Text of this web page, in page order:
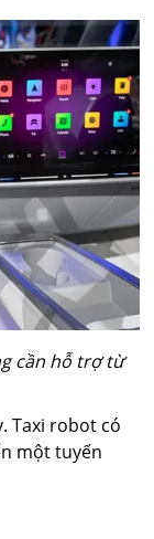
cần hỗ trợ từ
Taxi robot có
một tuyến